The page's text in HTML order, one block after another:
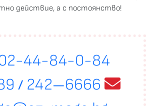
действие, а с постоянство!
44-84-0-84
/242—6666